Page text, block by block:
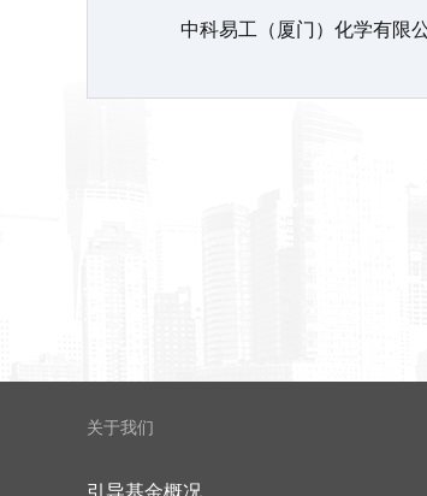
中科易工（厦门）化学有限
关于我们